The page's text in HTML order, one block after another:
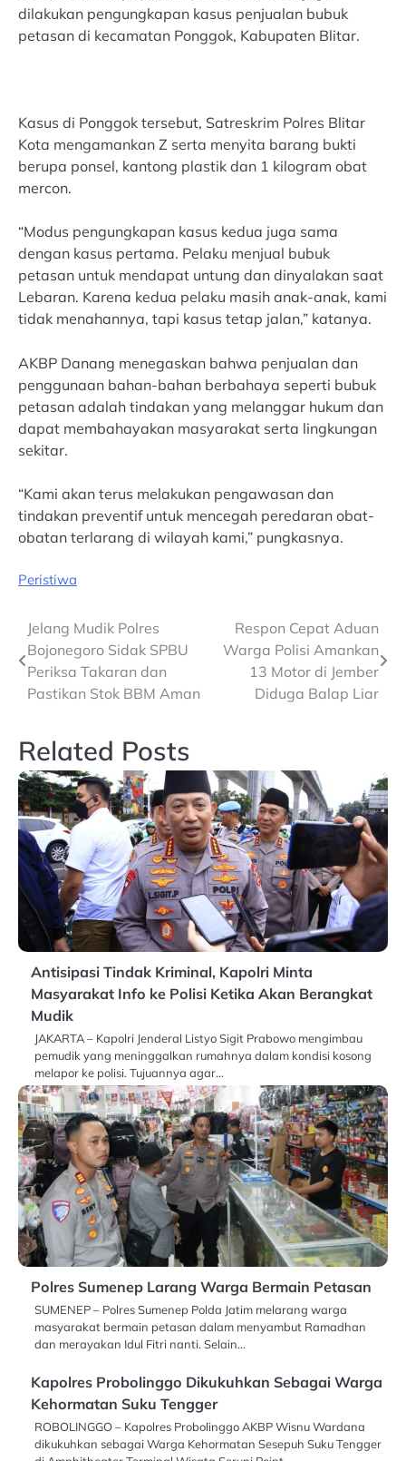
dilakukan pengungkapan kasus penjualan bubuk
petasan di kecamatan Ponggok, Kabupaten Blitar.
Kasus di Ponggok tersebut, Satreskrim Polres Blitar
Kota mengamankan Z serta menyita barang bukti
berupa ponsel, kantong plastik dan 1 kilogram obat
mercon.
“Modus pengungkapan kasus kedua juga sama
dengan kasus pertama. Pelaku menjual bubuk
petasan untuk mendapat untung dan dinyalakan saat
Lebaran. Karena kedua pelaku masih anak-anak, kami
tidak menahannya, tapi kasus tetap jalan,” katanya.
AKBP Danang menegaskan bahwa penjualan dan
penggunaan bahan-bahan berbahaya seperti bubuk
petasan adalah tindakan yang melanggar hukum dan
dapat membahayakan masyarakat serta lingkungan
sekitar.
“Kami akan terus melakukan pengawasan dan
tindakan preventif untuk mencegah peredaran obat-
obatan terlarang di wilayah kami,” pungkasnya.
Peristiwa
Post
navigation
Jelang Mudik Polres
Bojonegoro Sidak SPBU
Periksa Takaran dan
Pastikan Stok BBM Aman
Respon Cepat Aduan
Warga Polisi Amankan
13 Motor di Jember
Diduga Balap Liar
Related Posts
Antisipasi Tindak Kriminal, Kapolri Minta
Masyarakat Info ke Polisi Ketika Akan Berangkat
Mudik
JAKARTA – Kapolri Jenderal Listyo Sigit Prabowo mengimbau
pemudik yang meninggalkan rumahnya dalam kondisi kosong
melapor ke polisi. Tujuannya agar…
Polres Sumenep Larang Warga Bermain Petasan
SUMENEP – Polres Sumenep Polda Jatim melarang warga
masyarakat bermain petasan dalam menyambut Ramadhan
dan merayakan Idul Fitri nanti. Selain…
Kapolres Probolinggo Dikukuhkan Sebagai Warga
Kehormatan Suku Tengger
ROBOLINGGO – Kapolres Probolinggo AKBP Wisnu Wardana
dikukuhkan sebagai Warga Kehormatan Sesepuh Suku Tengger